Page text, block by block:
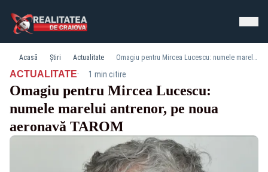
Acasă Știri Actualitate Omagiu pentru Mircea Lucescu: numele marelui antrenor, pe noua aeronavă TAROM
ACTUALITATE· 1 min citire
Omagiu pentru Mircea Lucescu:
numele marelui antrenor, pe noua
aeronavă TAROM